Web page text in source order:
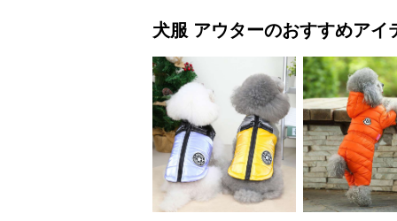
犬服 アウターのおすすめアイ